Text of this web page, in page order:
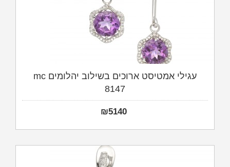
עגילי אמטיסט ארוכים בשילוב יהלומים mc
8147
₪5140